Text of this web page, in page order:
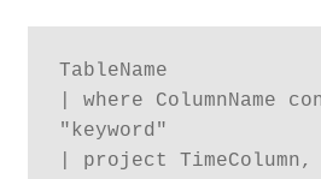
TableName
| where ColumnName
"keyword"
| project TimeColumn,